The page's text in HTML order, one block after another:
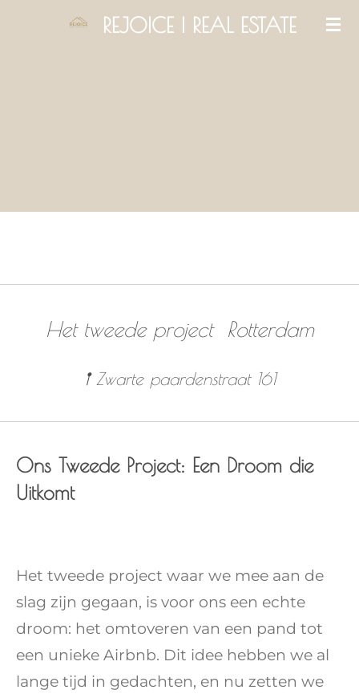
REJOICE | REAL ESTATE
Het tweede project Rotterdam
𖡡 Zwarte paardenstraat 161
Ons Tweede Project: Een Droom die
Uitkomt
Het tweede project waar we mee aan de
slag zijn gegaan, is voor ons een echte
droom: het omtoveren van een pand tot
een unieke Airbnb. Dit idee hebben we al
lange tijd in gedachten, en nu zetten we